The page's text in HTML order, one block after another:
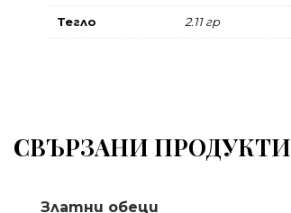
Тегло 2.11 гр
СВЪРЗАНИ ПРОДУКТИ
Златни обеци